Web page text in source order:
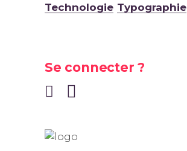
Technologie Typographie
Se connecter ?